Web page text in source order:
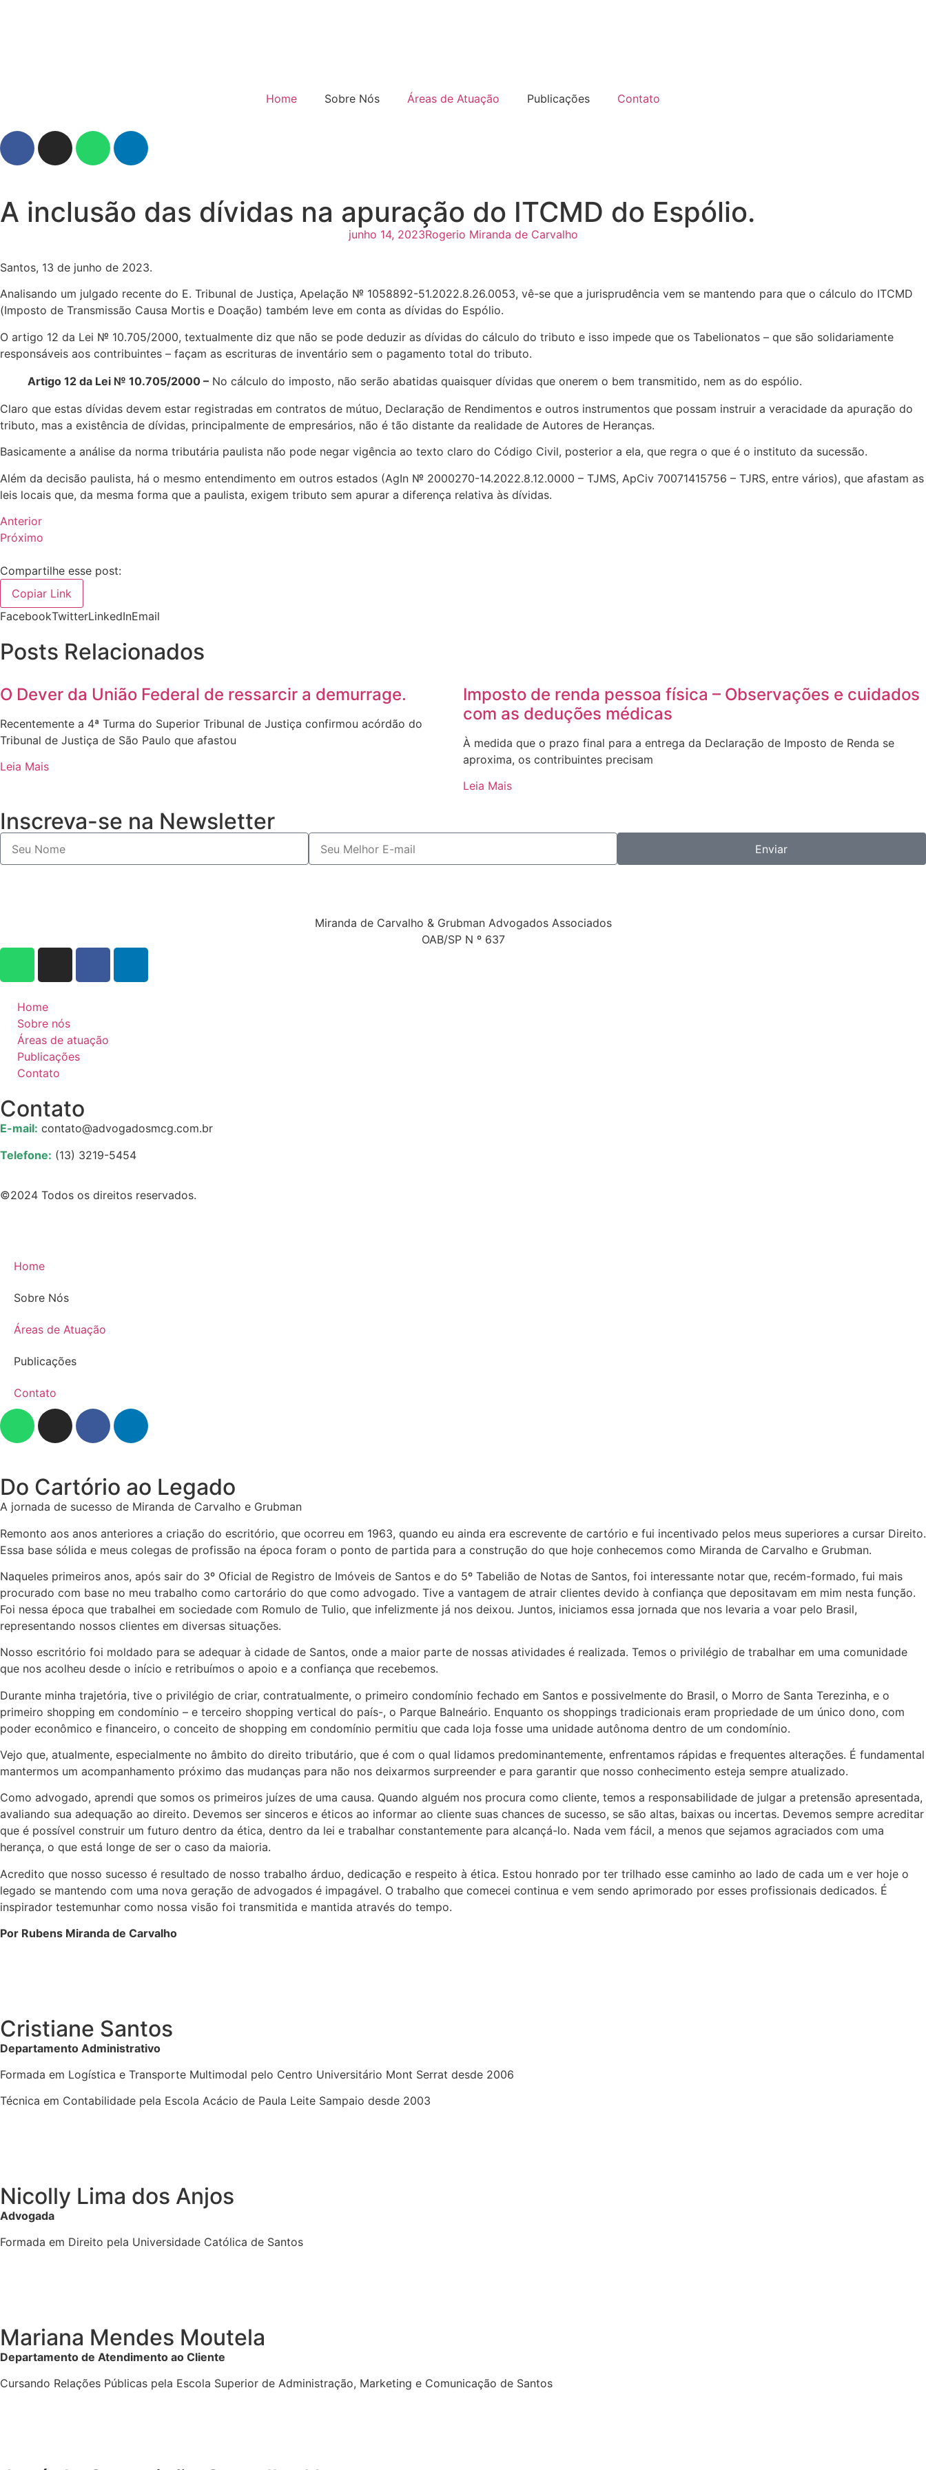
Home Sobre Nós Áreas de Atuação Publicações Contato
A inclusão das dívidas na apuração do ITCMD do Espólio.
junho 14, 2023Rogerio Miranda de Carvalho
Santos, 13 de junho de 2023.
Analisando um julgado recente do E. Tribunal de Justiça, Apelação № 1058892-51.2022.8.26.0053, vê-se que a jurisprudência vem se mantendo para que o cálculo do ITCMD
(Imposto de Transmissão Causa Mortis e Doação) também leve em conta as dívidas do Espólio.
O artigo 12 da Lei № 10.705/2000, textualmente diz que não se pode deduzir as dívidas do cálculo do tributo e isso impede que os Tabelionatos – que são solidariamente
responsáveis aos contribuintes – façam as escrituras de inventário sem o pagamento total do tributo.
Artigo 12 da Lei № 10.705/2000 – No cálculo do imposto, não serão abatidas quaisquer dívidas que onerem o bem transmitido, nem as do espólio.
Claro que estas dívidas devem estar registradas em contratos de mútuo, Declaração de Rendimentos e outros instrumentos que possam instruir a veracidade da apuração do
tributo, mas a existência de dívidas, principalmente de empresários, não é tão distante da realidade de Autores de Heranças.
Basicamente a análise da norma tributária paulista não pode negar vigência ao texto claro do Código Civil, posterior a ela, que regra o que é o instituto da sucessão.
Além da decisão paulista, há o mesmo entendimento em outros estados (AgIn № 2000270-14.2022.8.12.0000 – TJMS, ApCiv 70071415756 – TJRS, entre vários), que afastam as
leis locais que, da mesma forma que a paulista, exigem tributo sem apurar a diferença relativa às dívidas.
Anterior
Próximo
Compartilhe esse post:
Copiar Link
FacebookTwitterLinkedInEmail
Posts Relacionados
O Dever da União Federal de ressarcir a demurrage.
Recentemente a 4ª Turma do Superior Tribunal de Justiça confirmou acórdão do
Tribunal de Justiça de São Paulo que afastou
Leia Mais
Imposto de renda pessoa física – Observações e cuidados
com as deduções médicas
À medida que o prazo final para a entrega da Declaração de Imposto de Renda se
aproxima, os contribuintes precisam
Leia Mais
Inscreva-se na Newsletter
Enviar
Miranda de Carvalho & Grubman Advogados Associados
OAB/SP N º 637
Home
Sobre nós
Áreas de atuação
Publicações
Contato
Contato
E-mail: contato@advogadosmcg.com.br
Telefone: (13) 3219-5454
©2024 Todos os direitos reservados.
Home
Sobre Nós
Áreas de Atuação
Publicações
Contato
Do Cartório ao Legado
A jornada de sucesso de Miranda de Carvalho e Grubman
Remonto aos anos anteriores a criação do escritório, que ocorreu em 1963, quando eu ainda era escrevente de cartório e fui incentivado pelos meus superiores a cursar Direito.
Essa base sólida e meus colegas de profissão na época foram o ponto de partida para a construção do que hoje conhecemos como Miranda de Carvalho e Grubman.
Naqueles primeiros anos, após sair do 3º Oficial de Registro de Imóveis de Santos e do 5º Tabelião de Notas de Santos, foi interessante notar que, recém-formado, fui mais
procurado com base no meu trabalho como cartorário do que como advogado. Tive a vantagem de atrair clientes devido à confiança que depositavam em mim nesta função.
Foi nessa época que trabalhei em sociedade com Romulo de Tulio, que infelizmente já nos deixou. Juntos, iniciamos essa jornada que nos levaria a voar pelo Brasil,
representando nossos clientes em diversas situações.
Nosso escritório foi moldado para se adequar à cidade de Santos, onde a maior parte de nossas atividades é realizada. Temos o privilégio de trabalhar em uma comunidade
que nos acolheu desde o início e retribuímos o apoio e a confiança que recebemos.
Durante minha trajetória, tive o privilégio de criar, contratualmente, o primeiro condomínio fechado em Santos e possivelmente do Brasil, o Morro de Santa Terezinha, e o
primeiro shopping em condomínio – e terceiro shopping vertical do país-, o Parque Balneário. Enquanto os shoppings tradicionais eram propriedade de um único dono, com
poder econômico e financeiro, o conceito de shopping em condomínio permitiu que cada loja fosse uma unidade autônoma dentro de um condomínio.
Vejo que, atualmente, especialmente no âmbito do direito tributário, que é com o qual lidamos predominantemente, enfrentamos rápidas e frequentes alterações. É fundamental
mantermos um acompanhamento próximo das mudanças para não nos deixarmos surpreender e para garantir que nosso conhecimento esteja sempre atualizado.
Como advogado, aprendi que somos os primeiros juízes de uma causa. Quando alguém nos procura como cliente, temos a responsabilidade de julgar a pretensão apresentada,
avaliando sua adequação ao direito. Devemos ser sinceros e éticos ao informar ao cliente suas chances de sucesso, se são altas, baixas ou incertas. Devemos sempre acreditar
que é possível construir um futuro dentro da ética, dentro da lei e trabalhar constantemente para alcançá-lo. Nada vem fácil, a menos que sejamos agraciados com uma
herança, o que está longe de ser o caso da maioria.
Acredito que nosso sucesso é resultado de nosso trabalho árduo, dedicação e respeito à ética. Estou honrado por ter trilhado esse caminho ao lado de cada um e ver hoje o
legado se mantendo com uma nova geração de advogados é impagável. O trabalho que comecei continua e vem sendo aprimorado por esses profissionais dedicados. É
inspirador testemunhar como nossa visão foi transmitida e mantida através do tempo.
Por Rubens Miranda de Carvalho
Cristiane Santos
Departamento Administrativo
Formada em Logística e Transporte Multimodal pelo Centro Universitário Mont Serrat desde 2006
Técnica em Contabilidade pela Escola Acácio de Paula Leite Sampaio desde 2003
Nicolly Lima dos Anjos
Advogada
Formada em Direito pela Universidade Católica de Santos
Mariana Mendes Moutela
Departamento de Atendimento ao Cliente
Cursando Relações Públicas pela Escola Superior de Administração, Marketing e Comunicação de Santos